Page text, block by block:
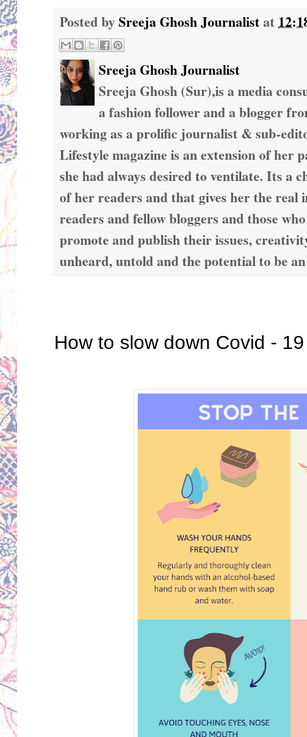
Posted bySreeja Ghosh Journalistat
Sreeja Ghosh Journalist
Sreeja Ghosh (Sur),is a media
a fashion follower and a blogger
working as a prolific journalist & sub-
Lifestyle magazine is an extension of her
she had always desired to ventilate. Its a
of her readers and that gives her the real
readers and fellow bloggers and those
promote and publish their issues,
unheard, untold and the potential to be an
How to slow down Covid -